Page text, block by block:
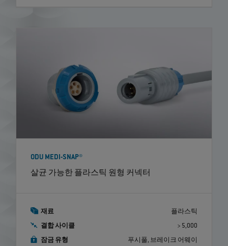
ODU MEDI-SNAP®
살균 가능한 플라스틱 원형 커넥터
재료 플라스틱
결합 사이클 > 5,000
잠금 유형 푸시풀, 브레이크 어웨이